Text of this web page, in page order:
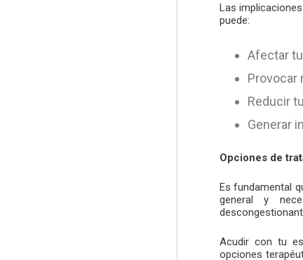
Las
puede:
Afectar
Provocar
Reducir
Generar
Opciones de
Es fundamental
general y
Acudir con tu
opciones